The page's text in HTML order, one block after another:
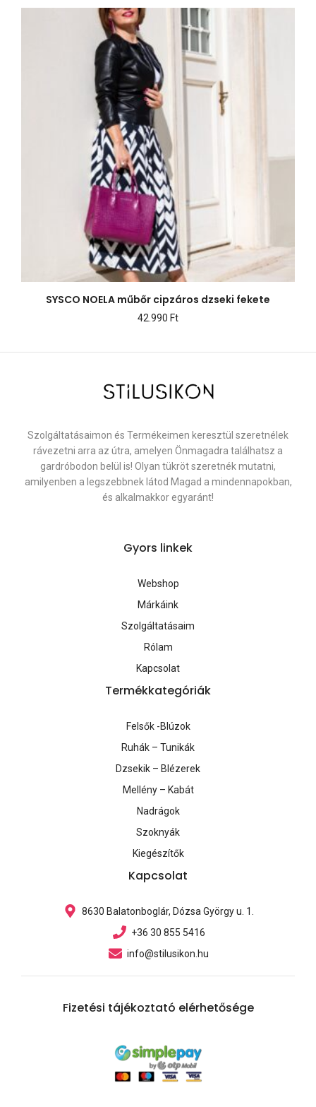
SYSCO NOELA műbőr cipzáros dzseki fekete
42.990 Ft
Szolgáltatásaimon és Termékeimen keresztül szeretnélek
rávezetni arra az útra, amelyen Önmagadra találhatsz a
gardróbodon belül is! Olyan tükröt szeretnék mutatni,
amilyenben a legszebbnek látod Magad a mindennapokban,
és alkalmakkor egyaránt!
Gyors linkek
Webshop
Márkáink
Szolgáltatásaim
Rólam
Kapcsolat
Termékkategóriák
Felsők -Blúzok
Ruhák – Tunikák
Dzsekik – Blézerek
Mellény – Kabát
Nadrágok
Szoknyák
Kiegészítők
Kapcsolat
8630 Balatonboglár, Dózsa György u. 1.
+36 30 855 5416
info@stilusikon.hu
Fizetési tájékoztató elérhetősége